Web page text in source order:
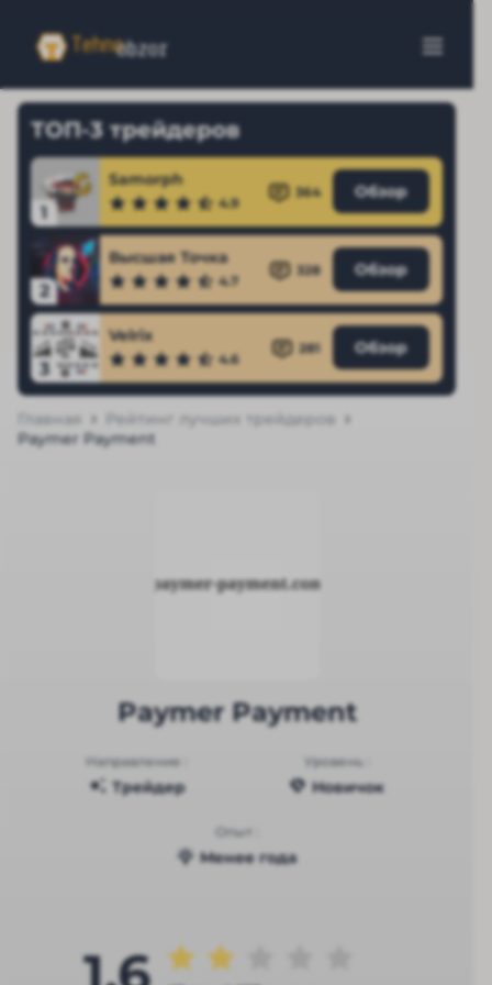
ТОП-3 трейдеров
1
Samorph
4.9
364 Обзор
2
Высшая Точка
4.7
328 Обзор
3
Velrix
4.6
281 Обзор
Главная
Рейтинг лучших трейдеров
Paymer Payment
Paymer Payment
Направление :
Трейдер
Уровень :
Новичок
Опыт :
Менее года